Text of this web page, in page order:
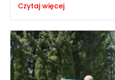
Czytaj więcej